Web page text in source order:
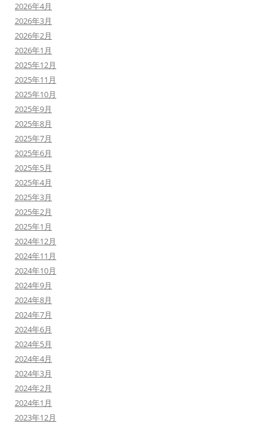
2026年4月
2026年3月
2026年2月
2026年1月
2025年12月
2025年11月
2025年10月
2025年9月
2025年8月
2025年7月
2025年6月
2025年5月
2025年4月
2025年3月
2025年2月
2025年1月
2024年12月
2024年11月
2024年10月
2024年9月
2024年8月
2024年7月
2024年6月
2024年5月
2024年4月
2024年3月
2024年2月
2024年1月
2023年12月